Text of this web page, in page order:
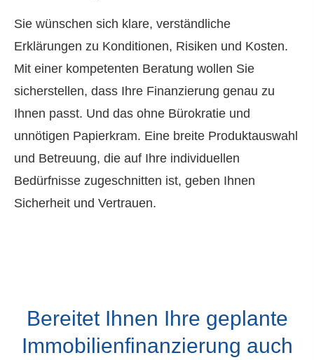
Sie wün­schen sich klare, verständliche
Erklärungen zu Konditionen, Risiken und Kosten.
Mit einer kompetenten Beratung wollen Sie
sicherstellen, dass Ihre Finanzierung genau zu
Ihnen passt. Und das ohne Bürokratie und
unnötigen Papierkram. Eine breite Produktauswahl
und Betreuung, die auf Ihre individuellen
Bedürfnisse zugeschnitten ist, geben Ihnen
Sicherheit und Vertrauen.
Bereitet Ihnen Ihre geplante
Immobilienfinanzierung auch